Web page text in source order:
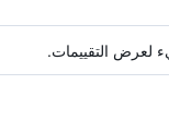
لعرض التقييمات.